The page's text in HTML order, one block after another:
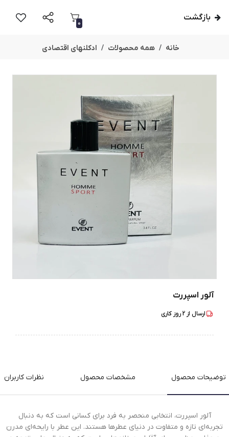
بازگشت
0
خانه همه محصولات ادکلنهای اقتصادی
آلور اسپررت
ارسال از 2روز کاری
توضیحات محصول مشخصات محصول نظرات کاربران
آلور اسپررت، انتخابی منحصر به فرد برای کسانی است که به دنبال
تجربه‌ای تازه و متفاوت در دنیای عطرها هستند. این عطر با رایحه‌ای مدرن